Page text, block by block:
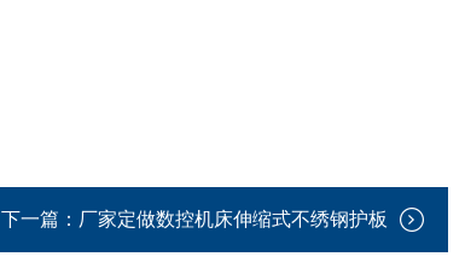
下一篇： 厂家定做数控机床伸缩式不绣钢护板